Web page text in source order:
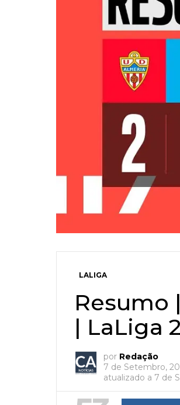
LALIGA
Resumo
| LaLiga
por Redação
7 de Setembro,
atualizado a 7 de